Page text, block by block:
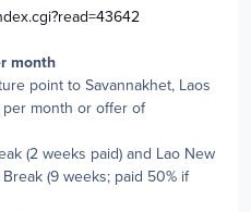
month
point to Savannakhet, Laos
month or offer of
(2 weeks paid) and Lao New
(9 weeks; paid 50% if